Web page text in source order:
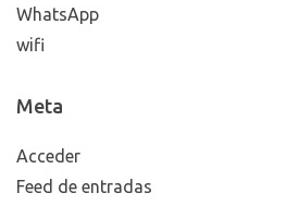
WhatsApp
wifi
Meta
Acceder
Feed de entradas